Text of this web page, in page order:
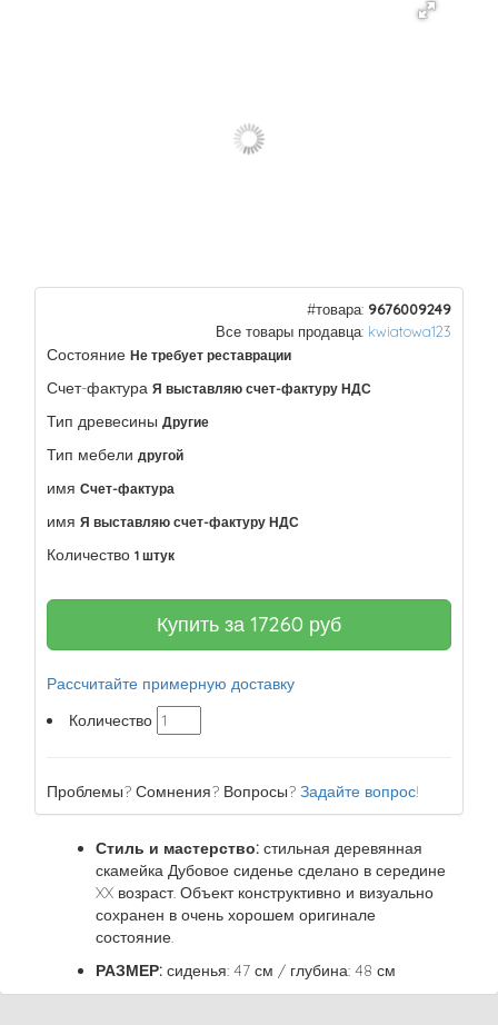
#товара: 9676009249
Все товары продавца: kwiatowa123
Состояние Не требует реставрации
Счет-фактура Я выставляю счет-фактуру НДС
Тип древесины Другие
Тип мебели другой
имя Счет-фактура
имя Я выставляю счет-фактуру НДС
Количество 1 штук
Купить за 17260 руб
Рассчитайте примерную доставку
Количество
Проблемы? Сомнения? Вопросы? Задайте вопрос!
Стиль и мастерство: стильная деревянная
скамейка Дубовое сиденье сделано в середине
XX возраст. Объект конструктивно и визуально
сохранен в очень хорошем оригинале
состояние.
РАЗМЕР: сиденья: 47 см / глубина: 48 см